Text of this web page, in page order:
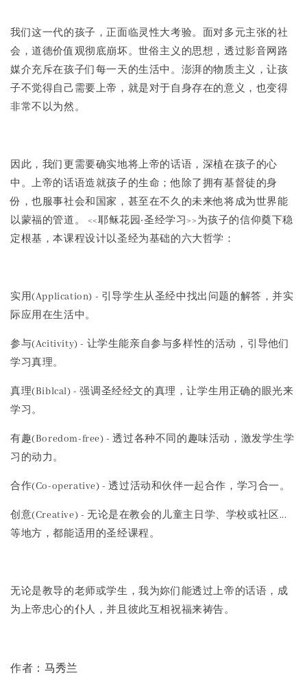
我们这一代的孩子，正面临灵性大考验。面对多元主张的社
会，道德价值观彻底崩坏。世俗主义的思想，透过影音网路
媒介充斥在孩子们每一天的生活中。澎湃的物质主义，让孩
子不觉得自己需要上帝，就是对于自身存在的意义，也变得
非常不以为然。
因此，我们更需要确实地将上帝的话语，深植在孩子的心
中。上帝的话语造就孩子的生命；他除了拥有基督徒的身
份，也服事社会和国家，甚至在不久的未来他将成为世界能
以蒙福的管道。 <<耶稣花园‧圣经学习>>为孩子的信仰奠下稳
定根基，本课程设计以圣经为基础的六大哲学：
实用(Application) - 引导学生从圣经中找出问题的解答，并实
际应用在生活中。
参与(Acitivity) - 让学生能亲自参与多样性的活动，引导他们
学习真理。
真理(Biblcal) - 强调圣经经文的真理，让学生用正确的眼光来
学习。
有趣(Boredom-free) - 透过各种不同的趣味活动，激发学生学
习的动力。
合作(Co-operative) - 透过活动和伙伴一起合作，学习合一。
创意(Creative) - 无论是在教会的儿童主日学、学校或社区...
等地方，都能适用的圣经课程。
无论是教导的老师或学生，我为妳们能透过上帝的话语，成
为上帝忠心的仆人，并且彼此互相祝福来祷告。
作者： 马秀兰